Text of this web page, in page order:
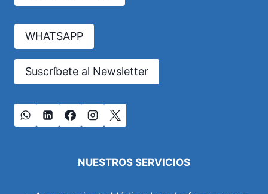
EL
ADECUADO?
WHATSAPP
Suscríbete al Newsletter
NUESTROS SERVICIOS